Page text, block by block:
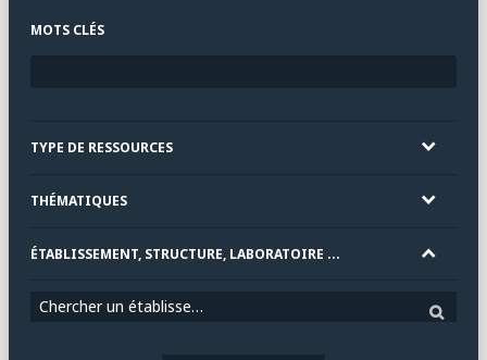
MOTS CLÉS
TYPE DE RESSOURCES
THÉMATIQUES
ÉTABLISSEMENT, STRUCTURE, LABORATOIRE ...
Chercher un établissement